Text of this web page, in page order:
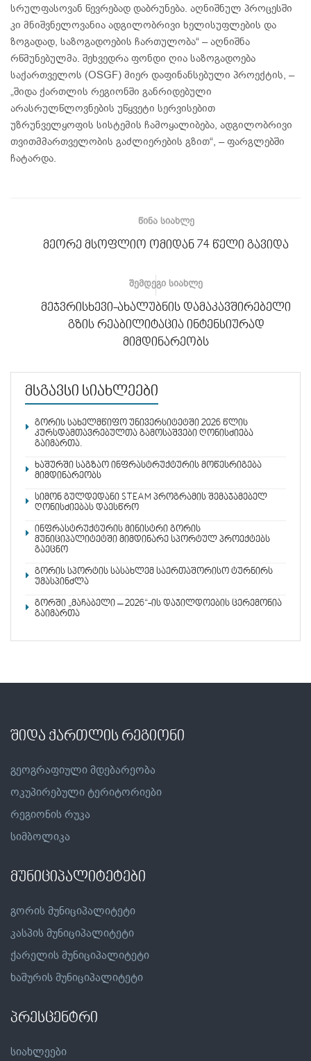
სრულფასოვან წევრებად დაბრუნება. აღნიშნულ პროცესში
კი მნიშვნელოვანია ადგილობრივი ხელისუფლების და
ზოგადად, საზოგადოების ჩართულობა“ – აღნიშნა
რწმუნებულმა. შეხვედრა ფონდი ღია საზოგადოება
საქართველოს (OSGF) მიერ დაფინანსებული პროექტის, –
„შიდა ქართლის რეგიონში განრიდებული
არასრულწლოვნების უწყვეტი სერვისებით
უზრუნველყოფის სისტემის ჩამოყალიბება, ადგილობრივი
თვითმმართველობის გაძლიერების გზით“, – ფარგლებში
ჩატარდა.
ᲬᲘᲜᲐ ᲡᲘᲐᲮᲚᲔ
მეორე მსოფლიო ომიდან 74 წელი გავიდა
ᲨᲔᲛᲓᲔᲒᲘ ᲡᲘᲐᲮᲚᲔ
მეჯვრისხევი-ახალუბნის დამაკავშირებელი
გზის რეაბილიტაცია ინტენსიურად
მიმდინარეობს
მსგავსი სიახლეები
გორის სახელმწიფო უნივერსიტეტში 2026 წლის
კურსდამთავრებულთა გამოსაშვები ღონისძიება
გაიმართა.
ხაშურში საგზაო ინფრასტრუქტურის მოწესრიგება
მიმდინარეობს
სიმონ გულდედანი STEAM პროგრამის შემაჯამებელ
ღონისძიებას დაესწრო
ინფრასტრუქტურის მინისტრი გორის
მუნიციპალიტეტში მიმდინარე სპორტულ პროექტებს
გაეცნო
გორის სპორტის სასახლემ საერთაშორისო ტურნირს
უმასპინძლა
გორში „მაჩაბელი – 2026“-ის დაჯილდოების ცერემონია
გაიმართა
შიდა ქართლის რეგიონი
გეოგრაფიული მდებარეობა
ოკუპირებული ტერიტორიები
რეგიონის რუკა
სიმბოლიკა
მუნიციპალიტეტები
გორის მუნიციპალიტეტი
კასპის მუნიციპალიტეტი
ქარელის მუნიციპალიტეტი
ხაშურის მუნიციპალიტეტი
პრესცენტრი
სიახლეები